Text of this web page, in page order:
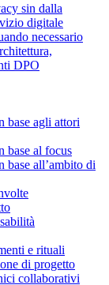
sin dalla
digitale
necessario
DPO
base agli attori
base al focus
base all’ambito di
e rituali
di progetto
collaborativi